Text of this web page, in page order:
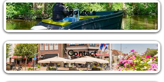
Route's
Contact